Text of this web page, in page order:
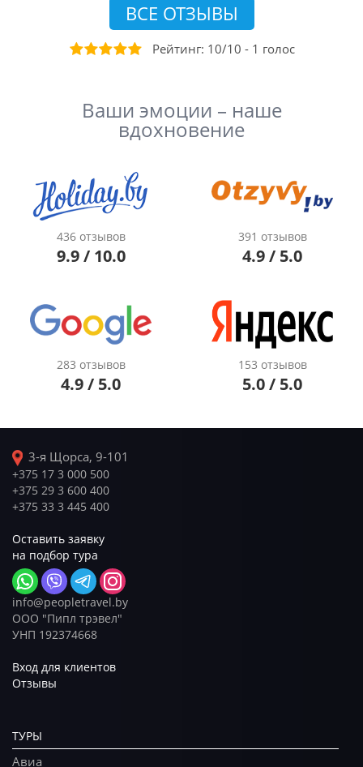
ВСЕ ОТЗЫВЫ
Рейтинг: 10/10 - 1 голос
Ваши эмоции – наше
вдохновение
436 отзывов
9.9 / 10.0
391 отзывов
4.9 / 5.0
283 отзывов
4.9 / 5.0
153 отзывов
5.0 / 5.0
3-я Щорса, 9-101
+375 17 3 000 500
+375 29 3 600 400
+375 33 3 445 400
Оставить заявку
на подбор тура
info@peopletravel.by
ООО "Пипл трэвел"
УНП 192374668
Вход для клиентов
Отзывы
ТУРЫ
Авиа